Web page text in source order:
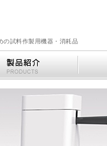
の試料作製用機器・消耗品